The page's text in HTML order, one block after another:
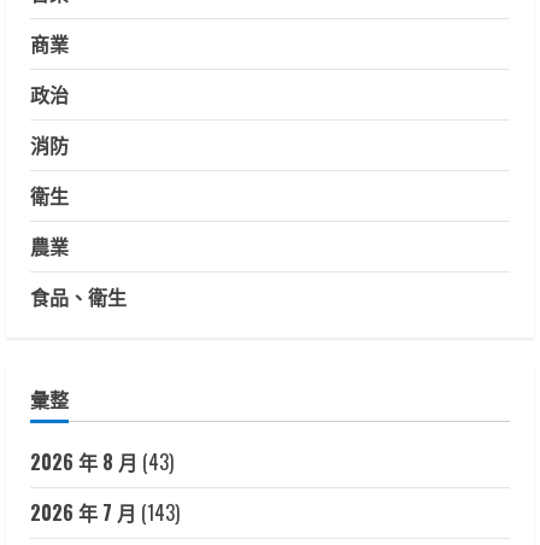
商業
政治
消防
衛生
農業
食品、衛生
彙整
2026 年 8 月 (43)
2026 年 7 月 (143)